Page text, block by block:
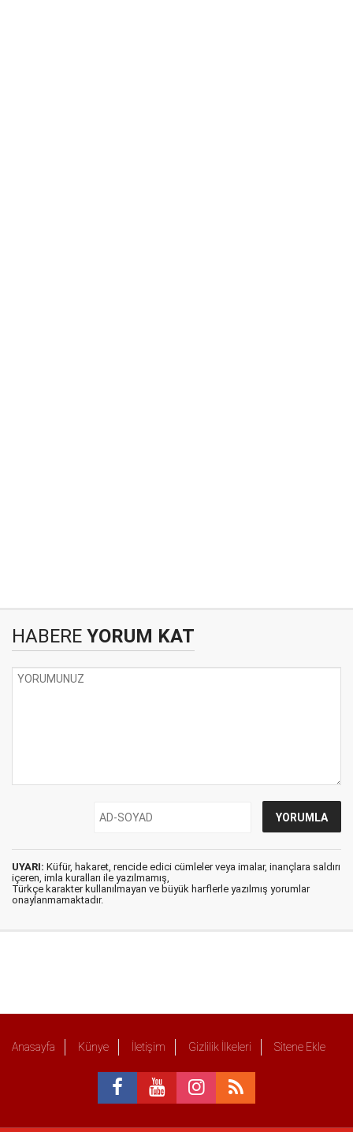
HABERE YORUM KAT
UYARI: Küfür, hakaret, rencide edici cümleler veya imalar, inançlara saldırı
içeren, imla kuralları ile yazılmamış,
Türkçe karakter kullanılmayan ve büyük harflerle yazılmış yorumlar
onaylanmamaktadır.
Anasayfa Künye İletişim Gizlilik İlkeleri Sitene Ekle